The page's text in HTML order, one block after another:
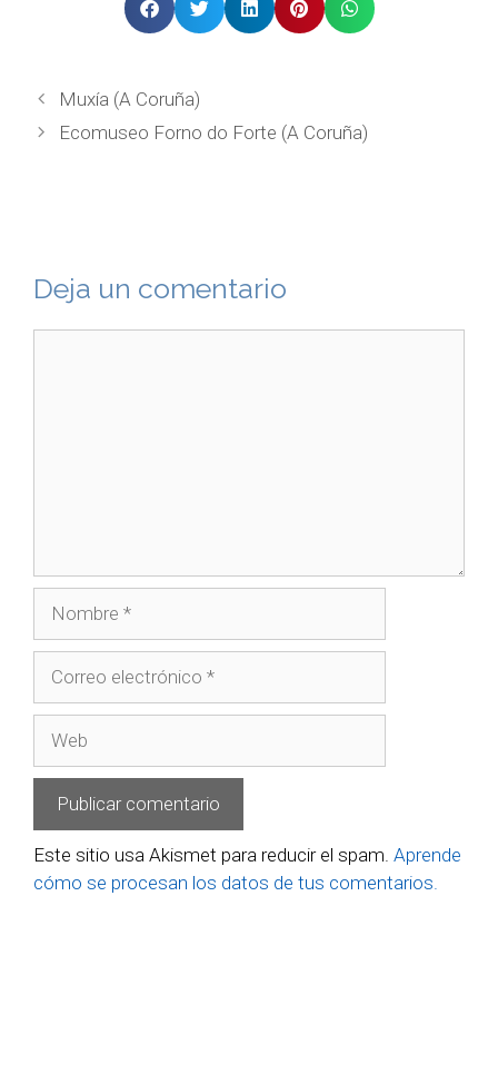
Muxía (A Coruña)
Ecomuseo Forno do Forte (A Coruña)
Deja un comentario
Este sitio usa Akismet para reducir el spam. Aprende
cómo se procesan los datos de tus comentarios.